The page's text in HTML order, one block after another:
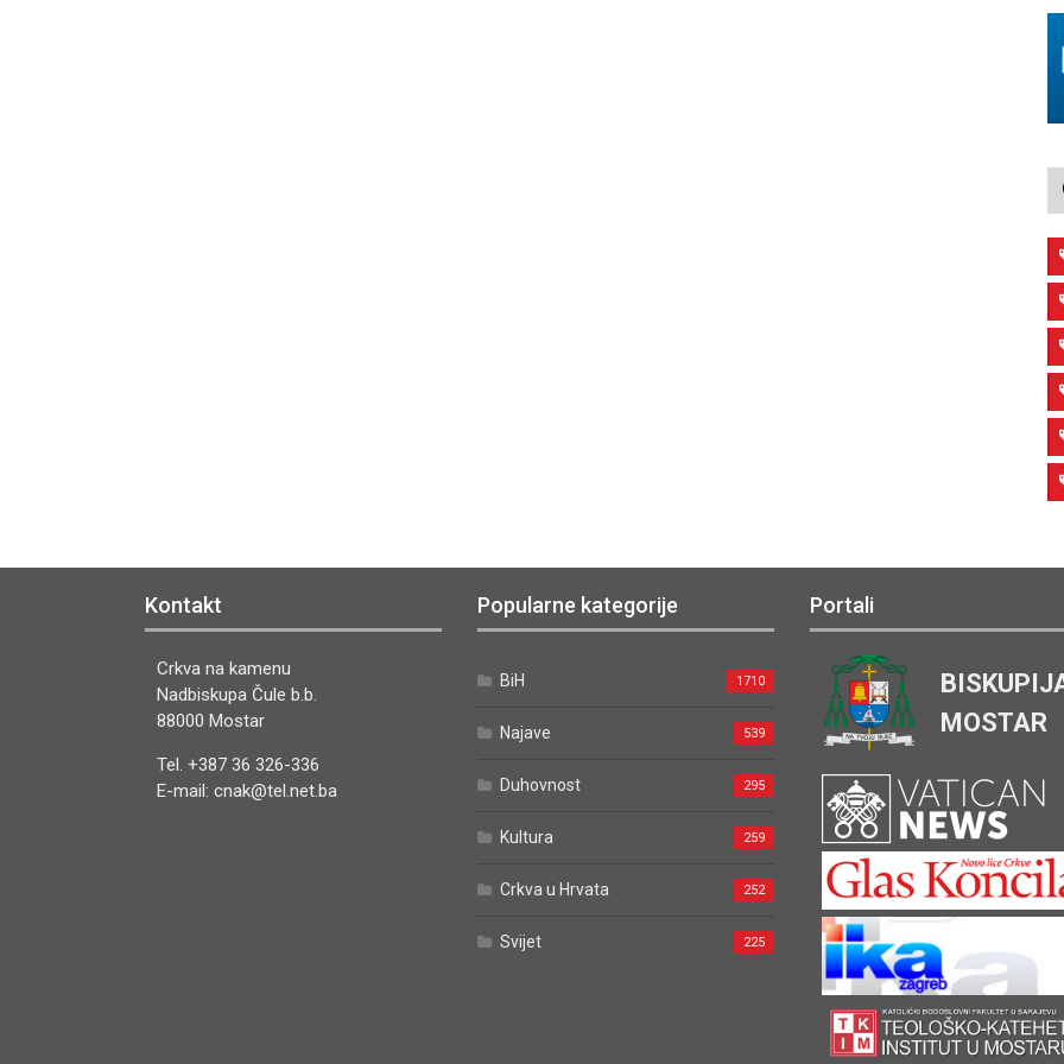
Kontakt
Crkva na kamenu
Nadbiskupa Čule b.b.
88000 Mostar
Tel. +387 36 326-336
E-mail: cnak@tel.net.ba
Popularne kategorije
BiH 1710
Najave 539
Duhovnost 295
Kultura 259
Crkva u Hrvata 252
Svijet 225
Portali
MOSTAR